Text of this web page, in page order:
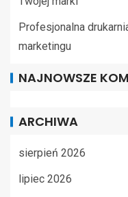
Profesjonalna
marketingu
NAJNOWSZE
ARCHIWA
sierpień 2026
lipiec 2026